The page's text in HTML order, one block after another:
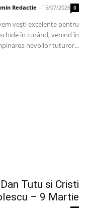
Redactie - 15/07/2026 0
vești excelente pentru
în curând, venind în
nevoilor tuturor...
Tutu si Cristi
– 9 Martie